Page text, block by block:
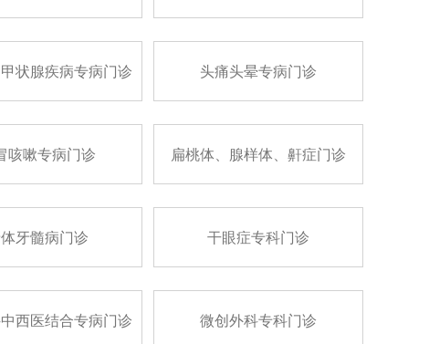
状腺疾病专病门诊 头痛头晕专病门诊
咳嗽专病门诊 扁桃体、腺样体、鼾症门诊
牙髓病门诊 干眼症专科门诊
西医结合专病门诊 微创外科专科门诊